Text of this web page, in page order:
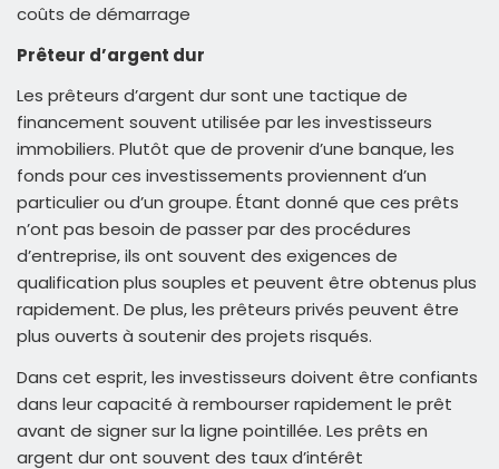
coûts de démarrage
Prêteur d’argent dur
Les prêteurs d’argent dur sont une tactique de
financement souvent utilisée par les investisseurs
immobiliers. Plutôt que de provenir d’une banque, les
fonds pour ces investissements proviennent d’un
particulier ou d’un groupe. Étant donné que ces prêts
n’ont pas besoin de passer par des procédures
d’entreprise, ils ont souvent des exigences de
qualification plus souples et peuvent être obtenus plus
rapidement. De plus, les prêteurs privés peuvent être
plus ouverts à soutenir des projets risqués.
Dans cet esprit, les investisseurs doivent être confiants
dans leur capacité à rembourser rapidement le prêt
avant de signer sur la ligne pointillée. Les prêts en
argent dur ont souvent des taux d’intérêt